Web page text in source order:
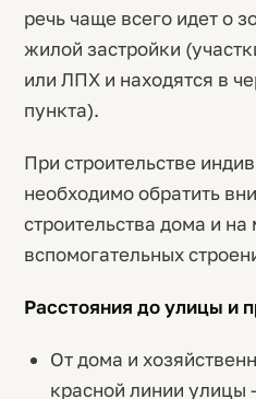
речь чаще всего идет о
жилой застройки
или ЛПХ и находятся в
пункта).
При строительстве
необходимо обратить
строительства дома и
вспомогательных
Расстояния до улицы и
От дома и
красной линии улицы